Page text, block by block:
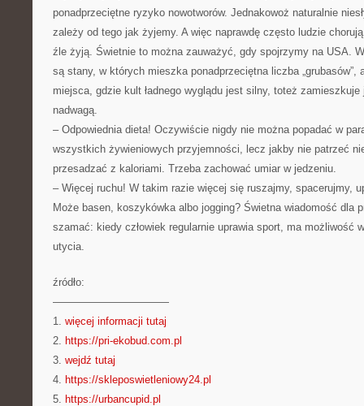
ponadprzeciętne ryzyko nowotworów. Jednakowoż naturalnie
zależy od tego jak żyjemy. A więc naprawdę często ludzie
źle żyją. Świetnie to można zauważyć, gdy spojrzymy na USA.
są stany, w których mieszka ponadprzeciętna liczba „grubasów”,
miejsca, gdzie kult ładnego wyglądu jest silny, toteż
nadwagą.
– Odpowiednia dieta! Oczywiście nigdy nie można popadać w
wszystkich żywieniowych przyjemności, lecz jakby nie patrzeć
przesadzać z kaloriami. Trzeba zachować umiar w jedzeniu.
– Więcej ruchu! W takim razie więcej się ruszajmy, spacerujmy,
Może basen, koszykówka albo jogging? Świetna wiadomość dla
szamać: kiedy człowiek regularnie uprawia sport, ma możliwość
utycia.
źródło:
———————————
1. więcej informacji tutaj
2. https://pri-ekobud.com.pl
3. wejdź tutaj
4. https://skleposwietleniowy24.pl
5. https://urbancupid.pl